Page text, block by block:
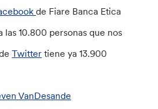
de Fiare Banca Etica
las 10.800 personas que nos
Twitter tiene ya 13.900
VanDesande